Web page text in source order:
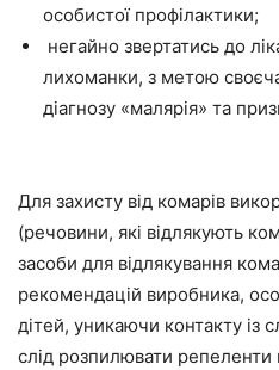
особистої профілактики;
негайно звертатись до
лихоманки, з метою
діагнозу «малярія» та
Для захисту від комарів
(речовини, які відлякують
засоби для відлякування
рекомендацій виробника,
дітей, уникаючи контакту
слід розпилювати репеленти